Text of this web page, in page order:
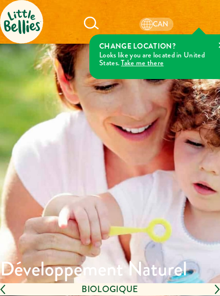
CAN
CHANGE LOCATION?
Looks like you are located in United
States.Take me there
Développement Naturel
BIOLOGIQUE